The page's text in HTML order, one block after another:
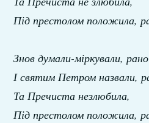
Під престолом положила,
Знов думали-міркували,
І святим Петром назвали,
Та Пречиста незлюбила,
Під престолом положила,